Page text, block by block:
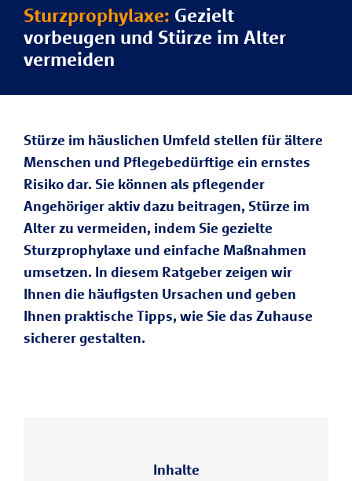
Sturzprophylaxe: Gezielt
vorbeugen und Stürze im Alter
vermeiden
Stürze im häuslichen Umfeld stellen für ältere
Menschen und Pflegebedürftige ein ernstes
Risiko dar. Sie können als pflegender
Angehöriger aktiv dazu beitragen, Stürze im
Alter zu vermeiden, indem Sie gezielte
Sturzprophylaxe und einfache Maßnahmen
umsetzen. In diesem Ratgeber zeigen wir
Ihnen die häufigsten Ursachen und geben
Ihnen praktische Tipps, wie Sie das Zuhause
sicherer gestalten.
Inhalte